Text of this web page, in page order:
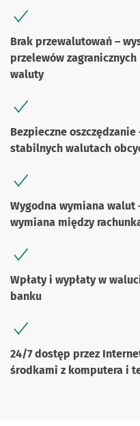
Brak przewalutowań –
przelewów
waluty
Bezpieczne
stabilnych walutach
Wygodna wymiana walut
wymiana między
Wpłaty i wypłaty w
banku
24/7 dostęp przez
środkami z komputera i